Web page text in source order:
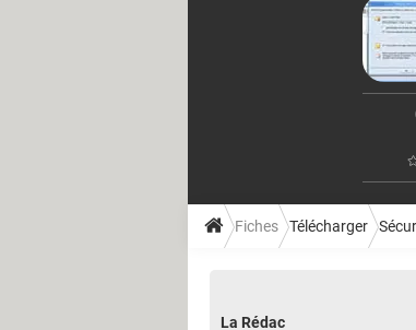
Fiches Télécharger
La Rédac